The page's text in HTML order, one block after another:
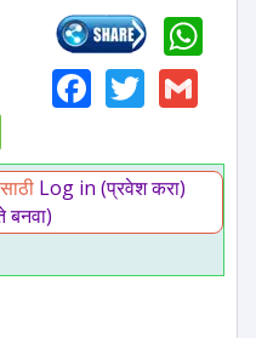
Log in (प्रवेश करा)